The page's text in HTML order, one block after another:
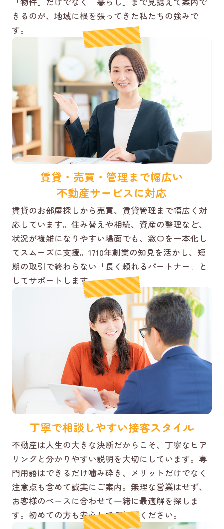
きるのが、地域に根を張ってきた私たちの強みで
す。
賃貸・売買・管理まで幅広い
不動産サービスに対応
賃貸のお部屋探しから売買、賃貸管理まで幅広く対
応しています。住み替えや相続、資産の整理など、
状況が複雑になりやすい場面でも、窓口を一本化し
てスムーズに支援。1710年創業の知見を活かし、短
期の取引で終わらない「長く頼れるパートナー」と
してサポートします。
丁寧で相談しやすい接客スタイル
不動産は人生の大きな決断だからこそ、丁寧なヒア
リングと分かりやすい説明を大切にしています。専
門用語はできるだけ噛み砕き、メリットだけでなく
注意点も含めて誠実にご案内。無理な営業はせず、
お客様のペースに合わせて一緒に最適解を探しま
す。初めての方も安心してご相談ください。